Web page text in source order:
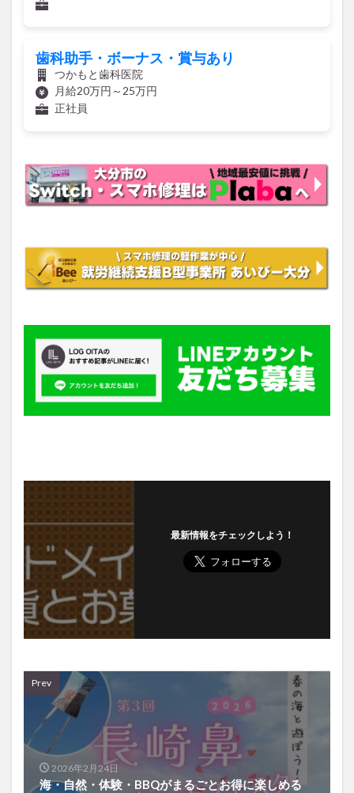
歯科助手・ボーナス・賞与あり
つかもと歯科医院
月給20万円～25万円
正社員
最新情報をチェックしよう！
Prev
2026年2月24日
海・自然・体験・BBQがまるごとお得に楽しめる